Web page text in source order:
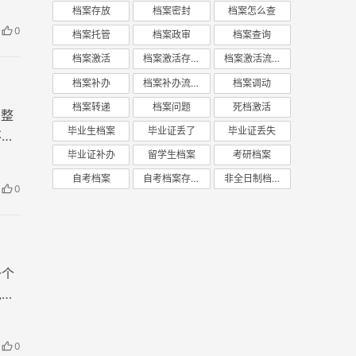
0
0
0
档案存放 档案密封 档案怎么查
档案托管 档案政审 档案查询
档案激活 档案激活存放 档案激活流程
档案补办 档案补办流程 档案调动
档案转递 档案问题 死档激活
毕业生档案 毕业证丢了 毕业证丢失
毕业证补办 留学生档案 考研档案
自考档案 自考档案存放 非全日制档案